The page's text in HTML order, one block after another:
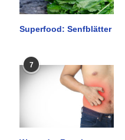
Superfood: Senfblätter
7